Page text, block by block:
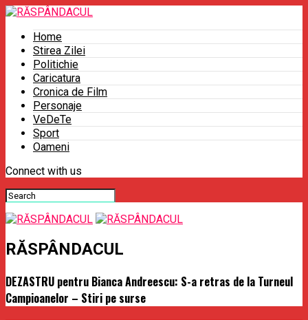
Home
Stirea Zilei
Politichie
Caricatura
Cronica de Film
Personaje
VeDeTe
Sport
Oameni
Connect with us
RĂSPÂNDACUL
DEZASTRU pentru Bianca Andreescu: S-a retras de la Turneul
Campioanelor – Stiri pe surse